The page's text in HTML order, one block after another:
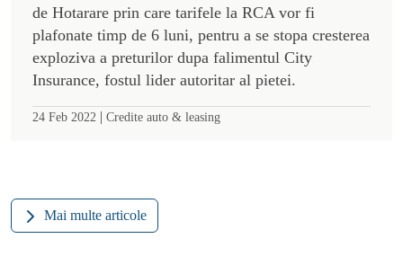
de Hotarare prin care tarifele la RCA vor fi
plafonate timp de 6 luni, pentru a se stopa cresterea
exploziva a preturilor dupa falimentul City
Insurance, fostul lider autoritar al pietei.
24 Feb 2022 | Credite auto & leasing
Mai multe articole